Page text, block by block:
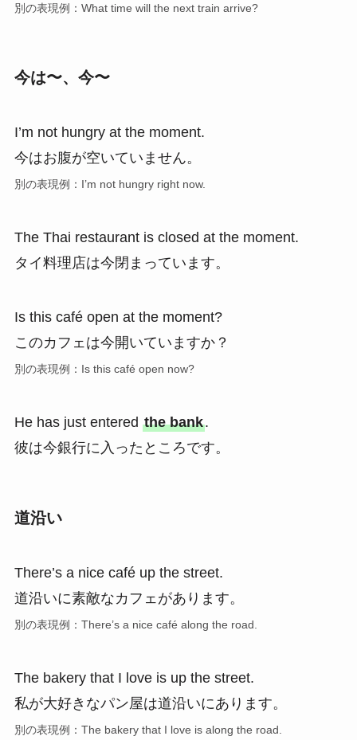
別の表現例：What time will the next train arrive?
今は〜、今〜
I’m not hungry at the moment.
今はお腹が空いていません。
別の表現例：I’m not hungry right now.
The Thai restaurant is closed at the moment.
タイ料理店は今閉まっています。
Is this café open at the moment?
このカフェは今開いていますか？
別の表現例：Is this café open now?
He has just entered the bank.
彼は今銀行に入ったところです。
道沿い
There’s a nice café up the street.
道沿いに素敵なカフェがあります。
別の表現例：There’s a nice café along the road.
The bakery that I love is up the street.
私が大好きなパン屋は道沿いにあります。
別の表現例：The bakery that I love is along the road.